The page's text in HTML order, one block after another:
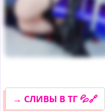
→ СЛИВЫ В ТГ 💦🔗